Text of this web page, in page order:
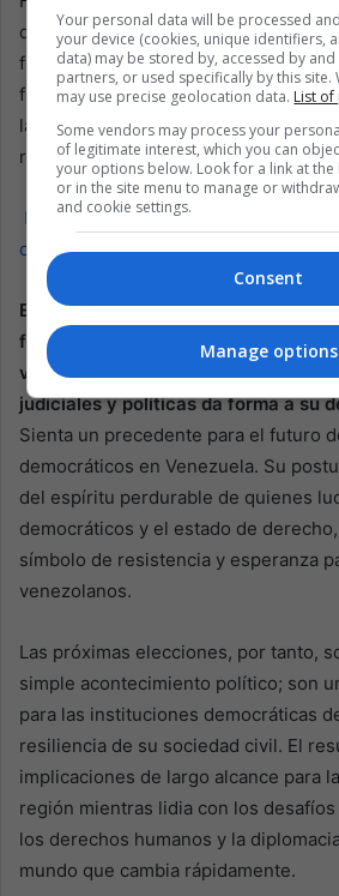
de Machado de continuar su campaña
fundamental de la oposición en una
funcione. Su historia es de resiliencia
la búsqueda de reformas políticas y
represente genuinamente la
Lea también: La agitación política en
condena bloqueo de líder opositor
El papel de María Corina Machado
fundamental a medida que se
venezolana. Su negativa a
judiciales y políticas da forma a su
Sienta un precedente para el futuro
democráticos en Venezuela. Su
del espíritu perdurable de quienes
democráticos y el estado de
símbolo de resistencia y esperanza
venezolanos.
Las próximas elecciones, por tanto,
simple acontecimiento político; son
para las instituciones democráticas
resiliencia de su sociedad civil. El
implicaciones de largo alcance para
región mientras lidia con los
los derechos humanos y la
mundo que cambia rápidamente.
Your personal data will be processed
your device (cookies, unique identifiers,
data) may be stored by, accessed by
partners, or used specifically by this
may use precise geolocation data. List of
Some vendors may process your
of legitimate interest, which you can
your options below. Look for a link at
or in the site menu to manage or
and cookie settings.
Consent
Manage options